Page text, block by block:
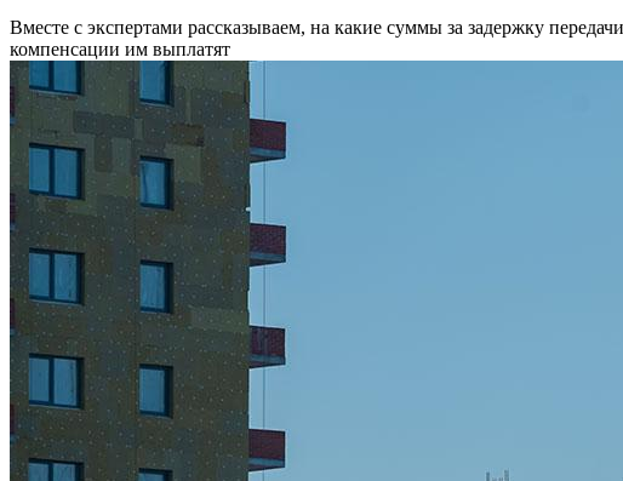
Вместе с экспертами рассказываем, на какие суммы за задержку
компенсации им выплатят